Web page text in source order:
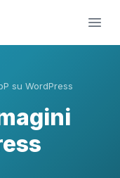
su WordPress